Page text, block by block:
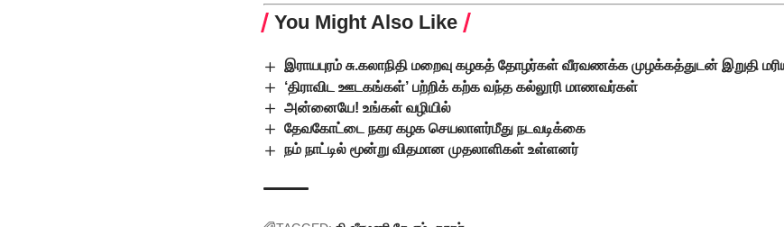
You Might Also Like
இராயபுரம் சு.கலாநிதி மறைவு கழகத் தோழர்கள் வீரவணக்க முழக்கத்துடன் இறுதி
‘திராவிட ஊடகங்கள்’ பற்றிக் கற்க வந்த கல்லூரி மாணவர்கள்
அன்னையே! உங்கள் வழியில்
தேவகோட்டை நகர கழக செயலாளர்மீது நடவடிக்கை
நம் நாட்டில் மூன்று விதமான முதலாளிகள் உள்ளனர்